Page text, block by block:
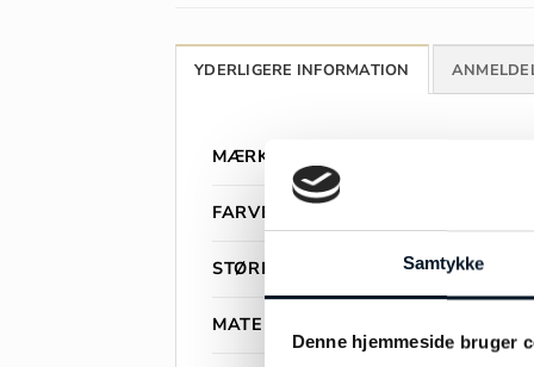
Samtykke
Denne hjemmeside bruger
YDERLIGERE INFORMATION
MÆRKE
FARVE
STØRRELSE
MATERIALE